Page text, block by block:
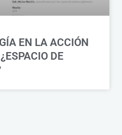
EN LA ACCIÓN
DE